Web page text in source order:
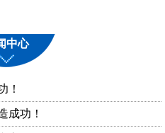
中心
！
成功！